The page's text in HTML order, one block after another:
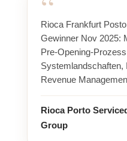
Rioca Frankfurt
Gewinner Nov 2025:
Pre-Opening-
Systemlandschaften,
Revenue
Rioca Porto
Group